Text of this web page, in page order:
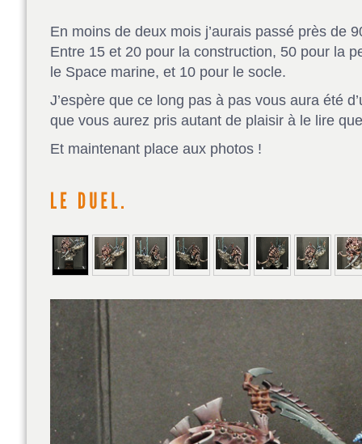
En moins de deux mois j’aurais passé près de
Entre 15 et 20 pour la construction, 50 pour la
le Space marine, et 10 pour le socle.
J’espère que ce long pas à pas vous aura été
que vous aurez pris autant de plaisir à le lire
Et maintenant place aux photos !